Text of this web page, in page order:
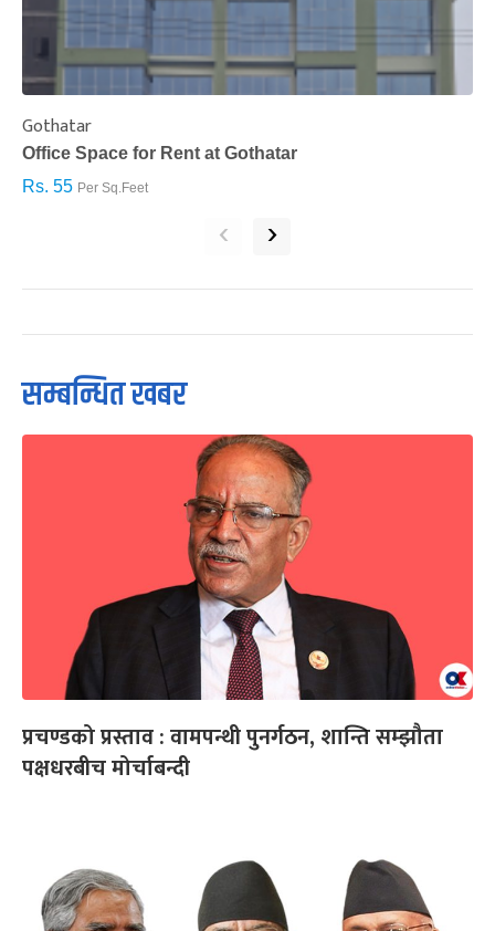
Gothatar
Office Space for Rent at Gothatar
Rs. 55 Per Sq.Feet
‹ ›
सम्बन्धित खबर
प्रचण्डको प्रस्ताव : वामपन्थी पुनर्गठन, शान्ति सम्झौता
पक्षधरबीच मोर्चाबन्दी